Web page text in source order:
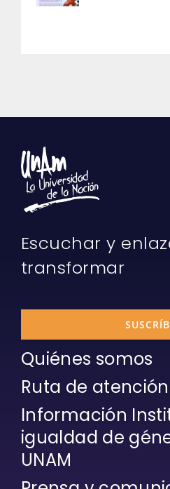
Escuchar y
transformar
Quiénes somos
Ruta de atención
Información
igualdad de
UNAM